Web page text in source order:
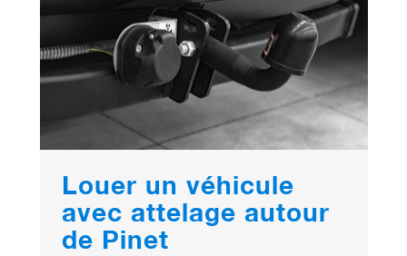
Louer un véhicule
avec attelage autour
de Pinet